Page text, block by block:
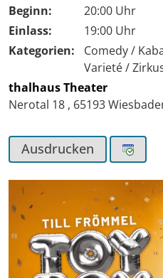
Beginn:
20:00 Uhr
Einlass:
19:00 Uhr
Kategorien:
Comedy /
Varieté /
thalhaus Theater
Nerotal 18 , 65193
Ausdrucken